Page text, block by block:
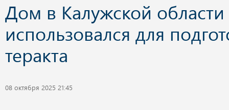
Дом в Калужской области
использовался для
теракта
08 октября 2025 21:45